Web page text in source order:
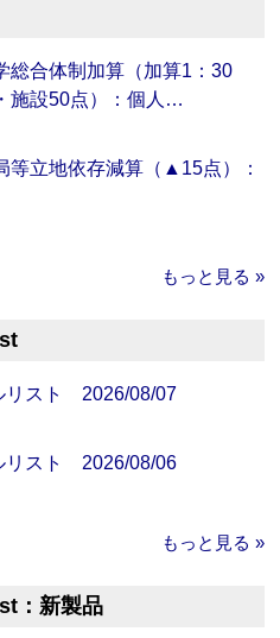
総合体制加算（加算1：30
施設50点）：個人…
等立地依存減算（▲15点）：
もっと見る »
リスト 2026/08/07
リスト 2026/08/06
もっと見る »
：新製品